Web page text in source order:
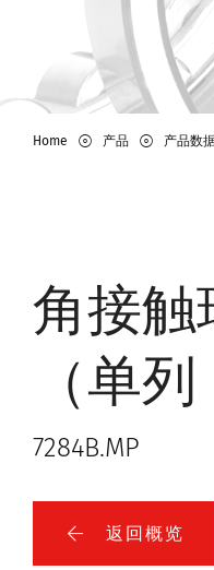
Home 产品 产品数
角接触
（单
7284B.MP
返回概览